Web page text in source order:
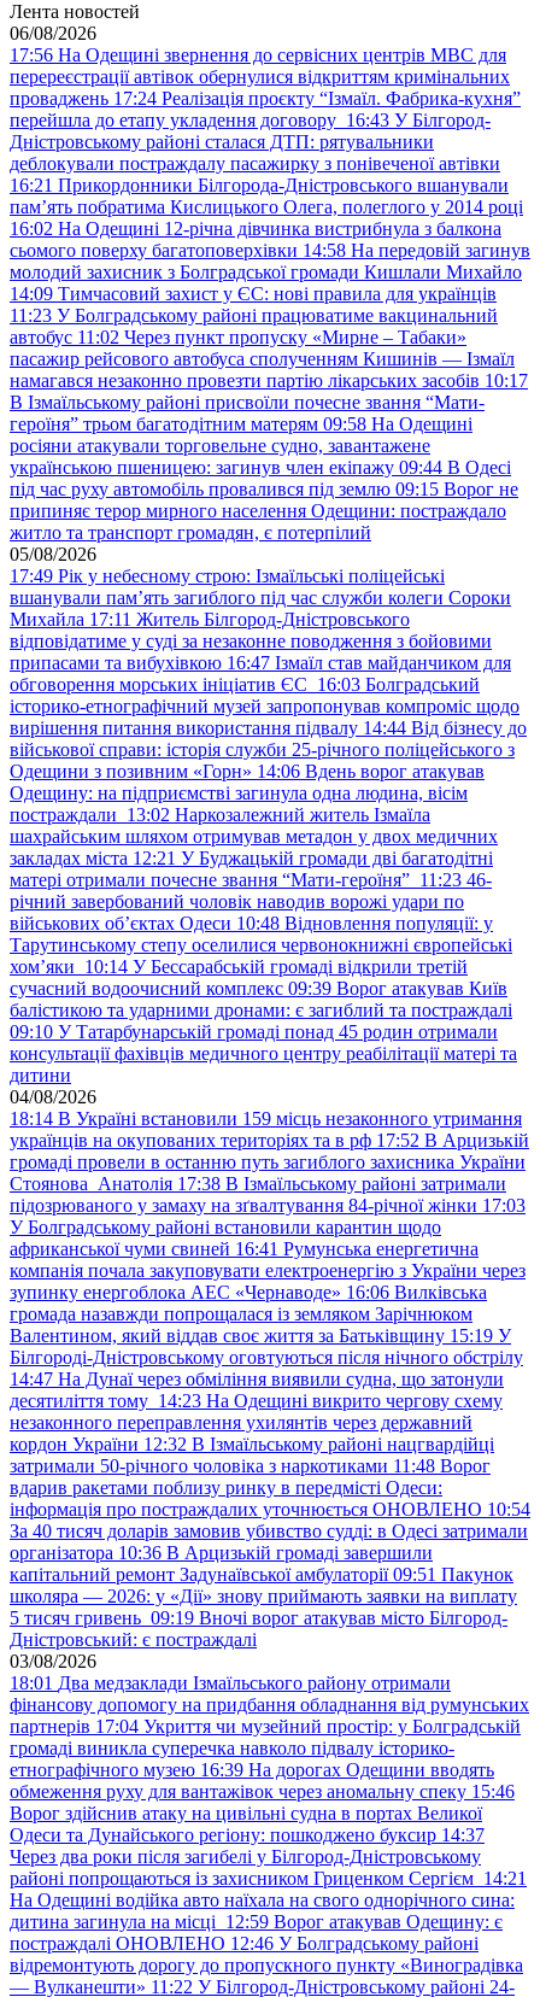
Лента новостей
06/08/2026
17:56 На Одещині звернення до сервісних центрів МВС для
перереєстрації автівок обернулися відкриттям кримінальних
проваджень 17:24 Реалізація проєкту “Ізмаїл. Фабрика-кухня”
перейшла до етапу укладення договору 16:43 У Білгород-
Дністровському районі сталася ДТП: рятувальники
деблокували постраждалу пасажирку з понівеченої автівки
16:21 Прикордонники Білгорода-Дністровського вшанували
пам’ять побратима Кислицького Олега, полеглого у 2014 році
16:02 На Одещині 12-річна дівчинка вистрибнула з балкона
сьомого поверху багатоповерхівки 14:58 На передовій загинув
молодий захисник з Болградської громади Кишлали Михайло
14:09 Тимчасовий захист у ЄС: нові правила для українців
11:23 У Болградському районі працюватиме вакцинальний
автобус 11:02 Через пункт пропуску «Мирне – Табаки»
пасажир рейсового автобуса сполученням Кишинів — Ізмаїл
намагався незаконно провезти партію лікарських засобів 10:17
В Ізмаїльському районі присвоїли почесне звання “Мати-
героїня” трьом багатодітним матерям 09:58 На Одещині
росіяни атакували торговельне судно, завантажене
українською пшеницею: загинув член екіпажу 09:44 В Одесі
під час руху автомобіль провалився під землю 09:15 Ворог не
припиняє терор мирного населення Одещини: постраждало
житло та транспорт громадян, є потерпілий
05/08/2026
17:49 Рік у небесному строю: Ізмаїльські поліцейські
вшанували пам’ять загиблого під час служби колеги Сороки
Михайла 17:11 Житель Білгород-Дністровського
відповідатиме у суді за незаконне поводження з бойовими
припасами та вибухівкою 16:47 Ізмаїл став майданчиком для
обговорення морських ініціатив ЄС 16:03 Болградський
історико-етнографічний музей запропонував компроміс щодо
вирішення питання використання підвалу 14:44 Від бізнесу до
військової справи: історія служби 25-річного поліцейського з
Одещини з позивним «Горн» 14:06 Вдень ворог атакував
Одещину: на підприємстві загинула одна людина, вісім
постраждали 13:02 Наркозалежний житель Ізмаїла
шахрайським шляхом отримував метадон у двох медичних
закладах міста 12:21 У Буджацькій громади дві багатодітні
матері отримали почесне звання “Мати-героїня” 11:23 46-
річний завербований чоловік наводив ворожі удари по
військових обʼєктах Одеси 10:48 Відновлення популяції: у
Тарутинському степу оселилися червонокнижні європейські
хом’яки 10:14 У Бессарабській громаді відкрили третій
сучасний водоочисний комплекс 09:39 Ворог атакував Київ
балістикою та ударними дронами: є загиблий та постраждалі
09:10 У Татарбунарській громаді понад 45 родин отримали
консультації фахівців медичного центру реабілітації матері та
дитини
04/08/2026
18:14 В Україні встановили 159 місць незаконного утримання
українців на окупованих територіях та в рф 17:52 В Арцизькій
громаді провели в останню путь загиблого захисника України
Стоянова Анатолія 17:38 В Ізмаїльському районі затримали
підозрюваного у замаху на зґвалтування 84-річної жінки 17:03
У Болградському районі встановили карантин щодо
африканської чуми свиней 16:41 Румунська енергетична
компанія почала закуповувати електроенергію з України через
зупинку енергоблока АЕС «Чернаводе» 16:06 Вилківська
громада назавжди попрощалася із земляком Зарічнюком
Валентином, який віддав своє життя за Батьківщину 15:19 У
Білгороді-Дністровському оговтуються після нічного обстрілу
14:47 На Дунаї через обміління виявили судна, що затонули
десятиліття тому 14:23 На Одещині викрито чергову схему
незаконного переправлення ухилянтів через державний
кордон України 12:32 В Ізмаїльському районі нацгвардійці
затримали 50-річного чоловіка з наркотиками 11:48 Ворог
вдарив ракетами поблизу ринку в передмісті Одеси:
інформація про постраждалих уточнюється ОНОВЛЕНО 10:54
За 40 тисяч доларів замовив убивство судді: в Одесі затримали
організатора 10:36 В Арцизькій громаді завершили
капітальний ремонт Задунаївської амбулаторії 09:51 Пакунок
школяра — 2026: у «Дії» знову приймають заявки на виплату
5 тисяч гривень 09:19 Вночі ворог атакував місто Білгород-
Дністровський: є постраждалі
03/08/2026
18:01 Два медзаклади Ізмаїльського району отримали
фінансову допомогу на придбання обладнання від румунських
партнерів 17:04 Укриття чи музейний простір: у Болградській
громаді виникла суперечка навколо підвалу історико-
етнографічного музею 16:39 На дорогах Одещини вводять
обмеження руху для вантажівок через аномальну спеку 15:46
Ворог здійснив атаку на цивільні судна в портах Великої
Одеси та Дунайського регіону: пошкоджено буксир 14:37
Через два роки після загибелі у Білгород-Дністровському
районі попрощаються із захисником Гриценком Сергієм 14:21
На Одещині водійка авто наїхала на свого однорічного сина:
дитина загинула на місці 12:59 Ворог атакував Одещину: є
постраждалі ОНОВЛЕНО 12:46 У Болградському районі
відремонтують дорогу до пропускного пункту «Виноградівка
— Вулканешти» 11:22 У Білгород-Дністровському районі 24-